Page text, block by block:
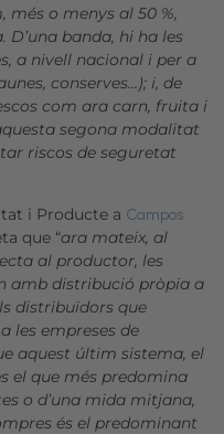
més o menys al 50 %,
D’una banda, hi ha les
a nivell nacional i per a
conserves…); i, de
com ara carn, fruita i
segona modalitat
riscos de seguretat
i Producte a Campos
que “ara mateix, al
al productor, les
amb distribució pròpia a
distribuïdors que
les empreses de
aquest últim sistema, el
el que més predomina
o d’una mida mitjana,
és el predominant